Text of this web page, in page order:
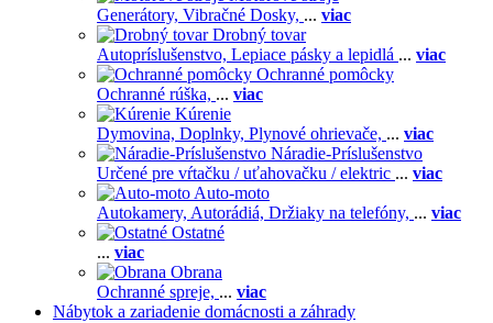
Generátory, Vibračné Dosky, ... viac
Drobný tovar
Autopríslušenstvo, Lepiace pásky a lepidlá ... viac
Ochranné pomôcky
Ochranné rúška, ... viac
Kúrenie
Dymovina, Doplnky, Plynové ohrievače, ... viac
Náradie-Príslušenstvo
Určené pre vŕtačku / uťahovačku / elektric ... viac
Auto-moto
Autokamery, Autorádiá, Držiaky na telefóny, ... viac
Ostatné
... viac
Obrana
Ochranné spreje, ... viac
Nábytok a zariadenie domácnosti a záhrady